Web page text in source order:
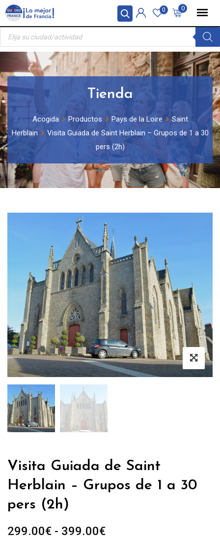
Panel de gestión de cookies
Skip
content
0
0
Búsqueda
productos
Tienda
Acogida Productos Pays de la Loire
Saint
Herblain
Visita Guiada de Saint Herblain – Grupos de 1 a 30
pers (2h)
Visita Guiada de Saint
Herblain – Grupos de 1 a 30
pers (2h)
299.00€ - 399.00€Rango